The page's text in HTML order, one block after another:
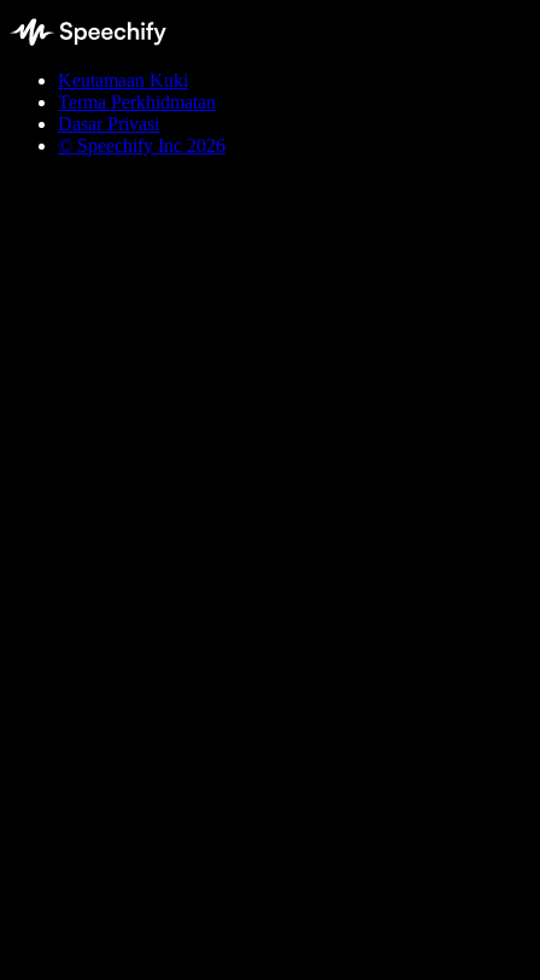
Keutamaan Kuki
Terma Perkhidmatan
Dasar Privasi
© Speechify Inc 2026